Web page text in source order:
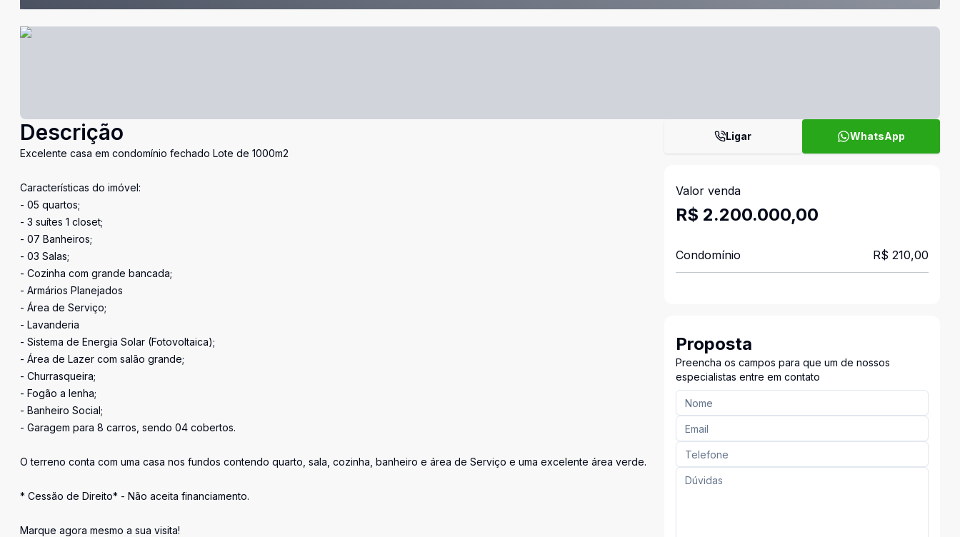
Descrição
Excelente casa em condomínio fechado Lote de 1000m2
Características do imóvel:
- 05 quartos;
- 3 suítes 1 closet;
- 07 Banheiros;
- 03 Salas;
- Cozinha com grande bancada;
- Armários Planejados
- Área de Serviço;
- Lavanderia
- Sistema de Energia Solar (Fotovoltaica);
- Área de Lazer com salão grande;
- Churrasqueira;
- Fogão a lenha;
- Banheiro Social;
- Garagem para 8 carros, sendo 04 cobertos.
O terreno conta com uma casa nos fundos contendo quarto, sala, cozinha, banheiro e área de Serviço e uma excelente área verde.
* Cessão de Direito* - Não aceita financiamento.
Marque agora mesmo a sua visita!
Ligar WhatsApp
Valor venda
R$ 2.200.000,00
Condomínio R$ 210,00
Proposta
Preencha os campos para que um de nossos
especialistas entre em contato